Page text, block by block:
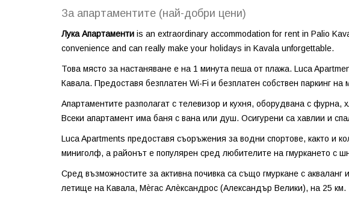
За апартаментите (най-добри цени)
Лука Апартаменти is an extraordinary accommodation for rent in Palio
convenience and can really make your holidays in Kavala unforgettable.
Това място за настаняване е на 1 минута пеша от плажа. Luca
Кавала. Предоставя безплатен Wi-Fi и безплатен собствен паркинг на
Апартаментите разполагат с телевизор и кухня, оборудвана с
Всеки апартамент има баня с вана или душ. Осигурени са хавлии и
Luca Apartments предоставя съоръжения за водни спортове, както и
миниголф, а районът е популярен сред любителите на гмуркането с
Сред възможностите за активна почивка са също гмуркане с
летище на Кавала, Мѐгас Алѐксандрос (Александър Велики), на 25 км.